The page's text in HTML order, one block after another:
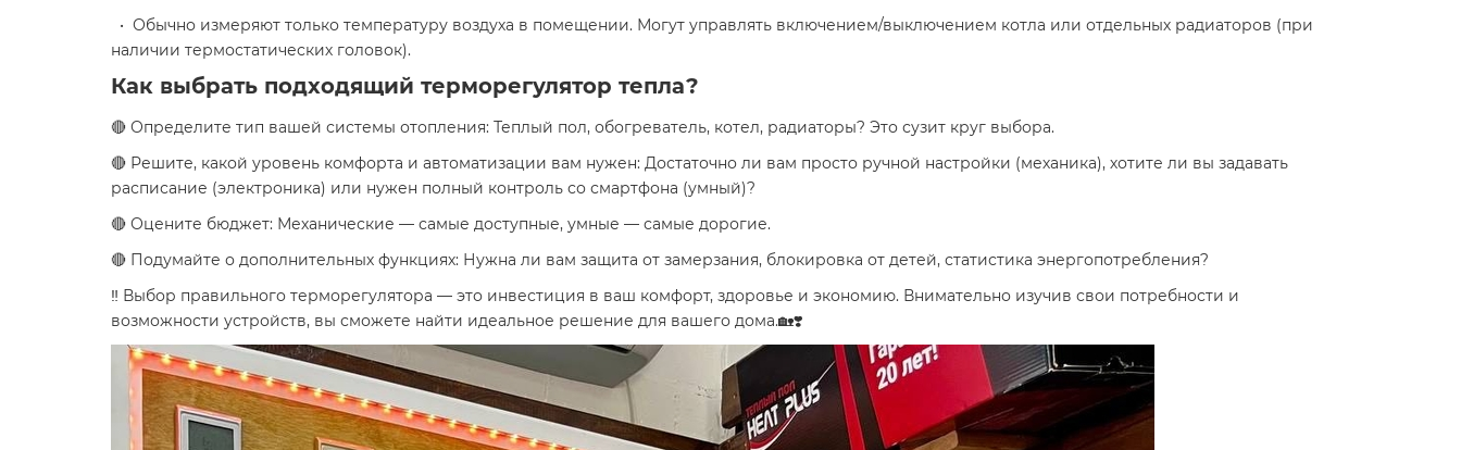
• Обычно измеряют только температуру воздуха в помещении. Могут управлять включением/выключением котла или отдельных радиаторов (при
наличии термостатических головок).
Как выбрать подходящий терморегулятор тепла?
🔴 Определите тип вашей системы отопления: Теплый пол, обогреватель, котел, радиаторы? Это сузит круг выбора.
🔴 Решите, какой уровень комфорта и автоматизации вам нужен: Достаточно ли вам просто ручной настройки (механика), хотите ли вы задавать
расписание (электроника) или нужен полный контроль со смартфона (умный)?
🔴 Оцените бюджет: Механические — самые доступные, умные — самые дорогие.
🔴 Подумайте о дополнительных функциях: Нужна ли вам защита от замерзания, блокировка от детей, статистика энергопотребления?
‼️ Выбор правильного терморегулятора — это инвестиция в ваш комфорт, здоровье и экономию. Внимательно изучив свои потребности и
возможности устройств, вы сможете найти идеальное решение для вашего дома.🏡❣️